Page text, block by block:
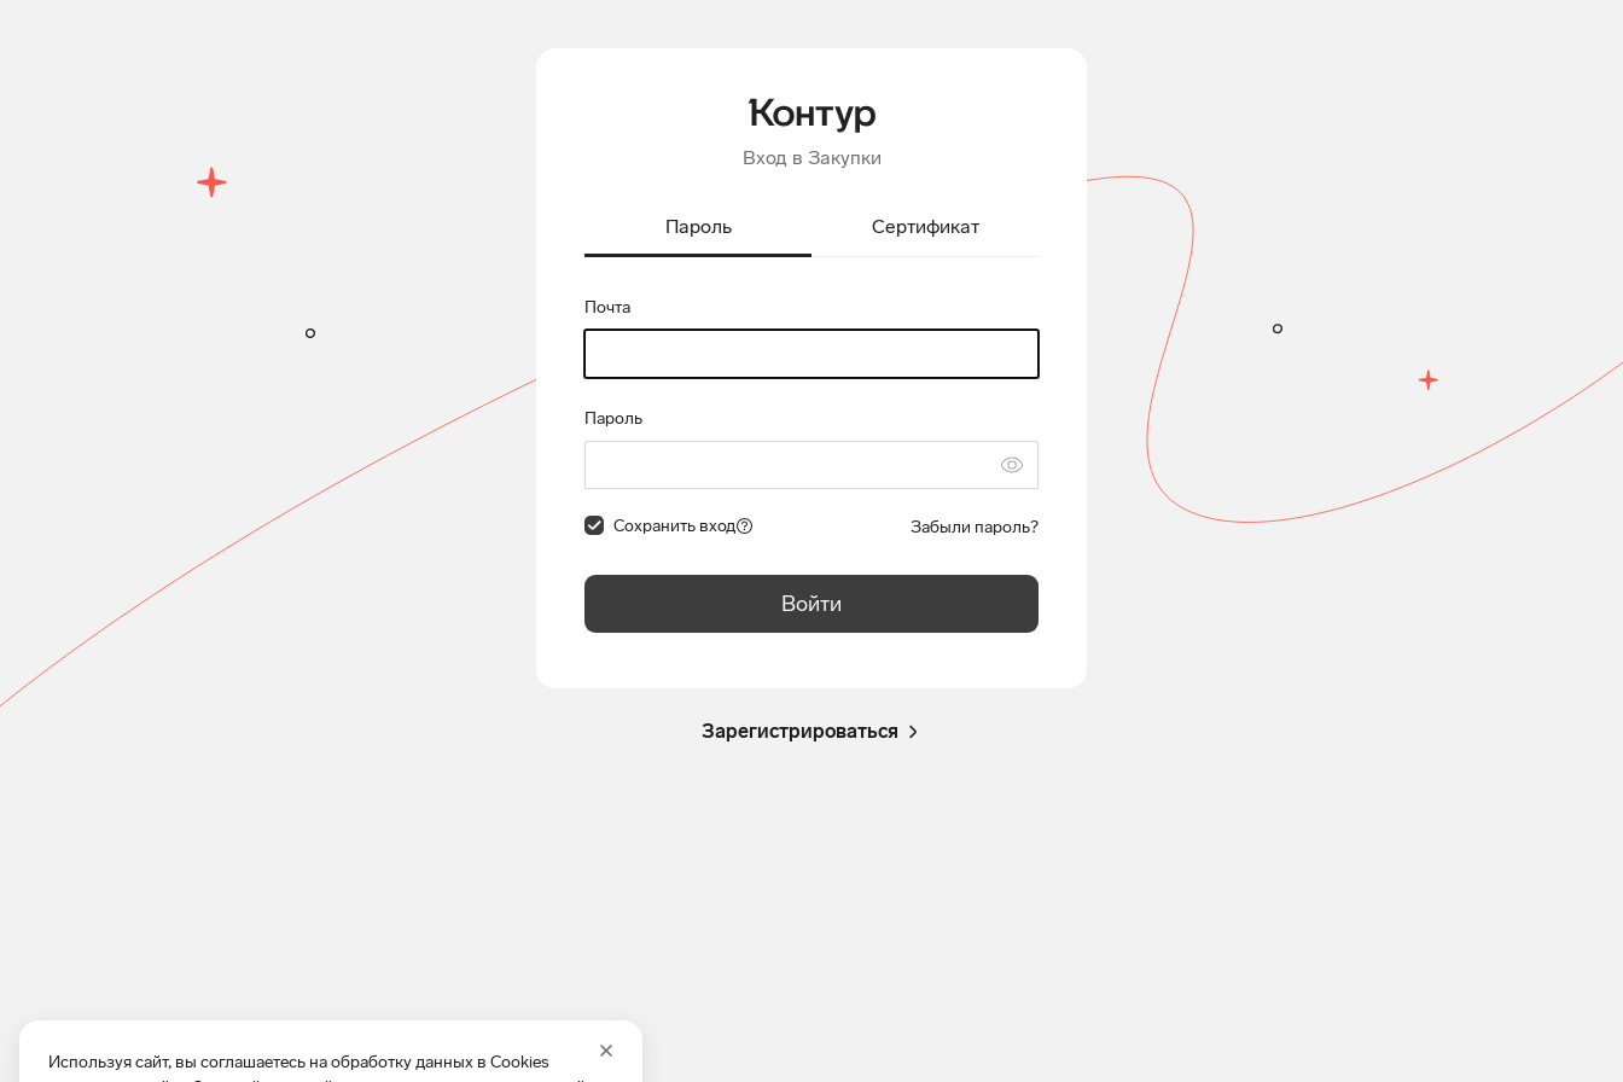
Используя сайт, вы соглашаетесь на обработку данных в Cookies
Вход в Закупки
Пароль Сертификат
Почта
Пароль
Сохранить вход Забыли пароль?
Войти
Зарегистрироваться